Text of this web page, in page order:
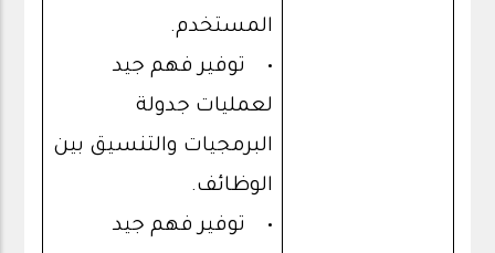
المستخدم.
• توفير فهم جيد
لعمليات جدولة
البرمجيات والتنسيق بين
الوظائف.
• توفير فهم جيد